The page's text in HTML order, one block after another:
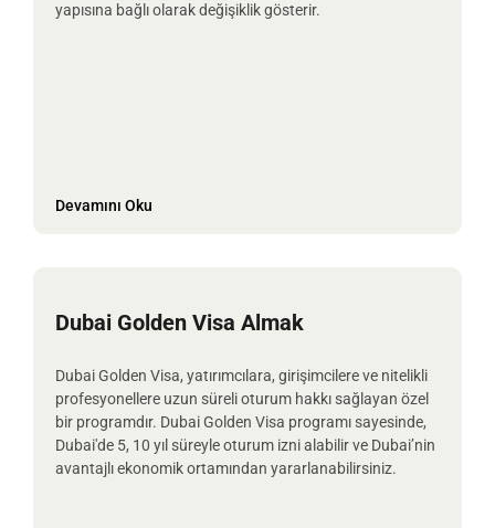
yapısına bağlı olarak değişiklik gösterir.
Devamını Oku
Dubai Golden Visa Almak
Dubai Golden Visa, yatırımcılara, girişimcilere ve nitelikli
profesyonellere uzun süreli oturum hakkı sağlayan özel
bir programdır. Dubai Golden Visa programı sayesinde,
Dubai'de 5, 10 yıl süreyle oturum izni alabilir ve Dubai’nin
avantajlı ekonomik ortamından yararlanabilirsiniz.